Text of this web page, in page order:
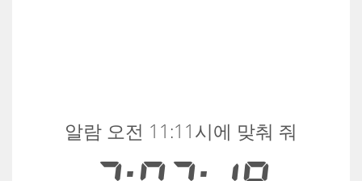
알람 오전 11:11시에 맞춰 줘